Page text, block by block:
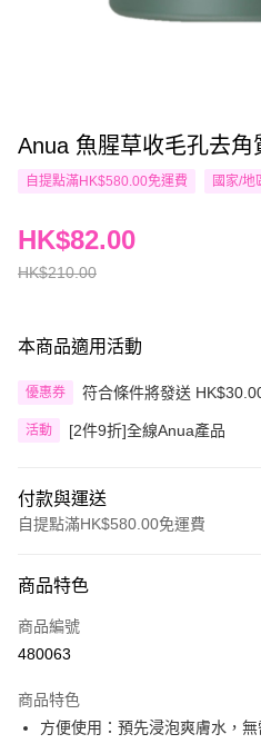
Anua 魚腥草收毛孔去角
自提點滿HK$580.00免運費 國家/地
HK$210.00
HK$82.00
本商品適用活動
優惠券 符合條件將發送
活動 [2件9折]全線Anua產品
付款與運送
自提點滿HK$580.00免運費
信用卡
Apple Pay
AlipayHK
商品特色
商品編號
480063
商品特色
方便使用：預先浸泡爽膚水，